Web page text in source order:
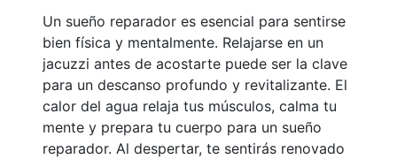
Un sueño reparador es esencial para sentirse
bien física y mentalmente. Relajarse en un
jacuzzi antes de acostarte puede ser la clave
para un descanso profundo y revitalizante. El
calor del agua relaja tus músculos, calma tu
mente y prepara tu cuerpo para un sueño
reparador. Al despertar, te sentirás renovado